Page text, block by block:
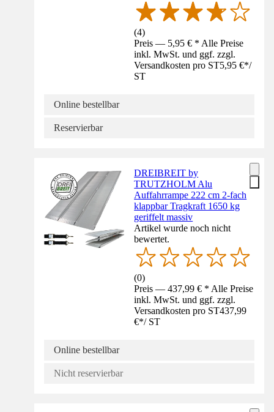
(4)
Preis — 5,95 € * Alle Preise
inkl. MwSt. und ggf. zzgl.
Versandkosten pro ST5,95 €*/
ST
Online bestellbar
Reservierbar
DREIBREIT by
TRUTZHOLM Alu
Auffahrrampe 222 cm 2-fach
klappbar Tragkraft 1650 kg
geriffelt massiv
Artikel wurde noch nicht
bewertet.
(0)
Preis — 437,99 € * Alle Preise
inkl. MwSt. und ggf. zzgl.
Versandkosten pro ST437,99
€*/ ST
Online bestellbar
Nicht reservierbar